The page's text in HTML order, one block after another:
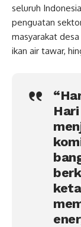
seluruh
penguatan
masyarakat
ikan air tawar,